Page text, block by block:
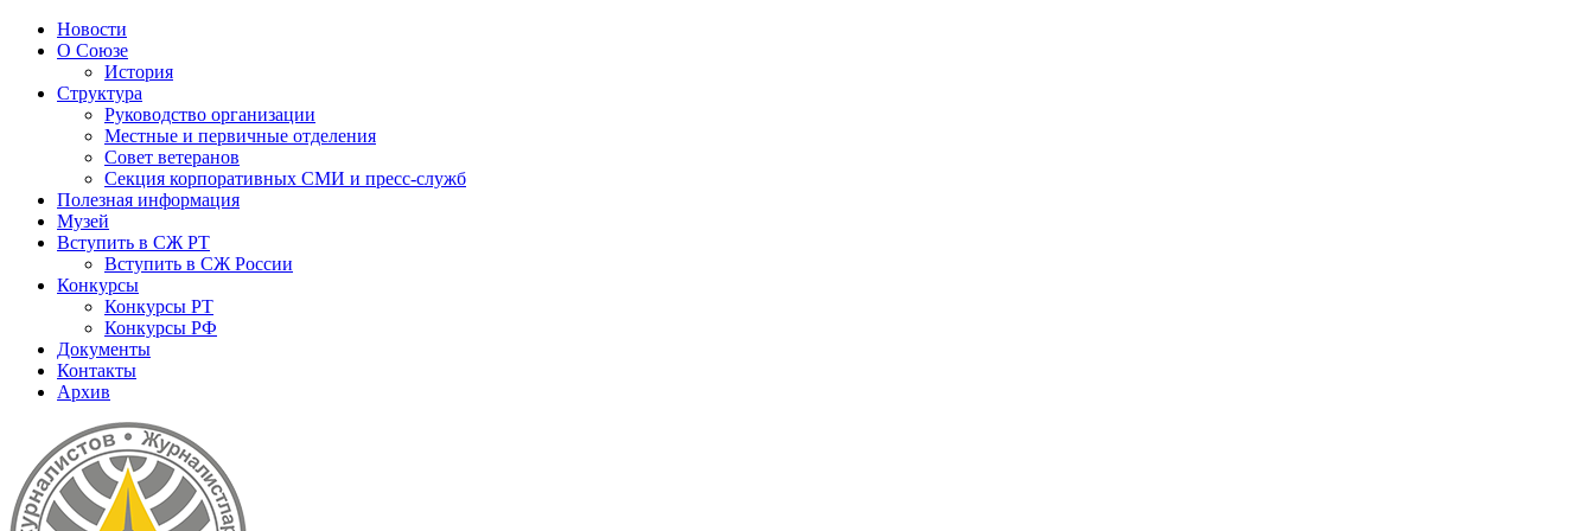
Новости
О Союзе
История
Структура
Руководство организации
Местные и первичные отделения
Совет ветеранов
Секция корпоративных СМИ и пресс-служб
Полезная информация
Музей
Вступить в СЖ РТ
Вступить в СЖ России
Конкурсы
Конкурсы РТ
Конкурсы РФ
Документы
Контакты
Архив